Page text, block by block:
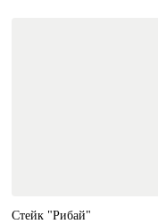
Стейк "Рибай"